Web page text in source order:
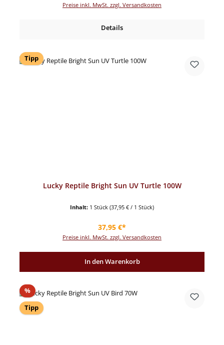
Preise inkl. MwSt. zzgl. Versandkosten
Details
Tipp
Lucky Reptile Bright Sun UV Turtle 100W
Inhalt: 1 Stück (37,95 € / 1 Stück)
Regulärer Preis:
37,95 €*
Preise inkl. MwSt. zzgl. Versandkosten
In den Warenkorb
%Rabatt
Tipp